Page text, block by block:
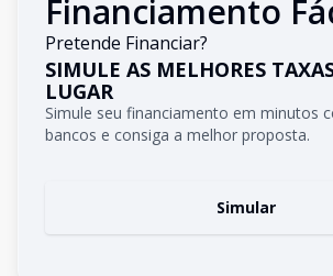
Financiamento
Pretende Financiar?
SIMULE AS MELHORES
LUGAR
Simule seu financiamento em minutos
bancos e consiga a melhor proposta.
Simular